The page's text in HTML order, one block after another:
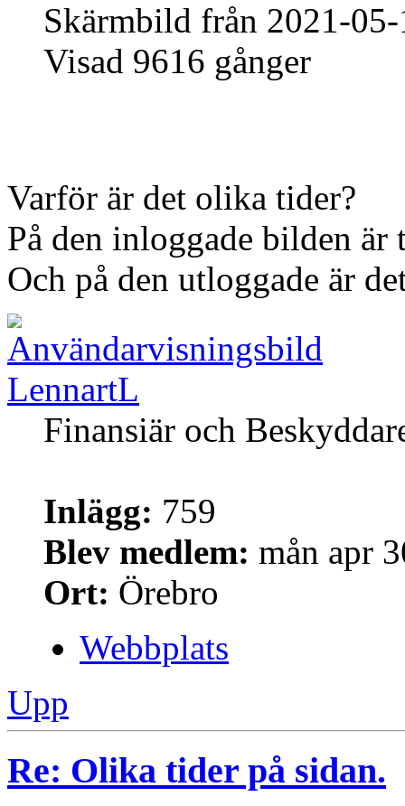
Skärmbild från 2021-
Visad 9616 gånger
Varför är det olika tider?
På den inloggade bilden är
Och på den utloggade är
LennartL
Finansiär och
Inlägg: 759
Blev medlem: mån apr
Ort: Örebro
Webbplats
Upp
Re: Olika tider på sidan.